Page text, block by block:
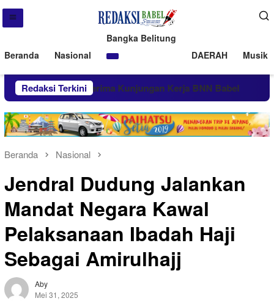
Beranda Nasional
Bangka Belitung
DAERAH
Musik
Redaksi Terkini
PT Timah Terima Kunjungan Kerja BNN Babel
Beranda Nasional
Jendral Dudung Jalankan
Mandat Negara Kawal
Pelaksanaan Ibadah Haji
Sebagai Amirulhajj
Aby
Mei 31, 2025